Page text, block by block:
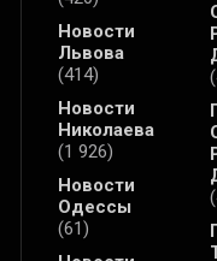
Новости
Львова
(414)
Новости
Николаева
(1 926)
Новости
Одессы
(61)